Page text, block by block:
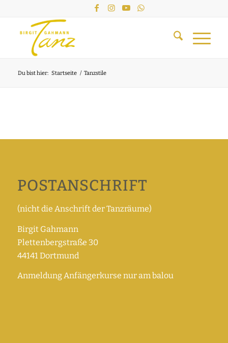
Du bist hier: Startseite / Tanzstile
POSTANSCHRIFT
(nicht die Anschrift der Tanzräume)
Birgit Gahmann
Plettenbergstraße 30
44141 Dortmund
Anmeldung Anfängerkurse nur am balou